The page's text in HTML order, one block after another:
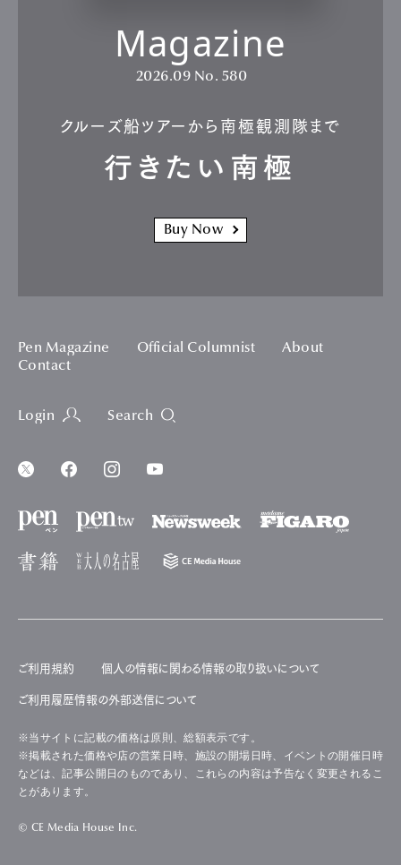
Magazine
2026.09 No. 580
クルーズ船ツアーから南極観測隊まで
行きたい南極
Buy Now
Pen Magazine Official Columnist
About
Contact
Login Search
ご利用規約 個人の情報に関わる情報の取り扱いについて
ご利用履歴情報の外部送信について
※当サイトに記載の価格は原則、総額表示です。
※掲載された価格や店の営業日時、施設の開場日時、イベントの開催日時
などは、記事公開日のものであり、これらの内容は予告なく変更されるこ
とがあります。
© CE Media House Inc.